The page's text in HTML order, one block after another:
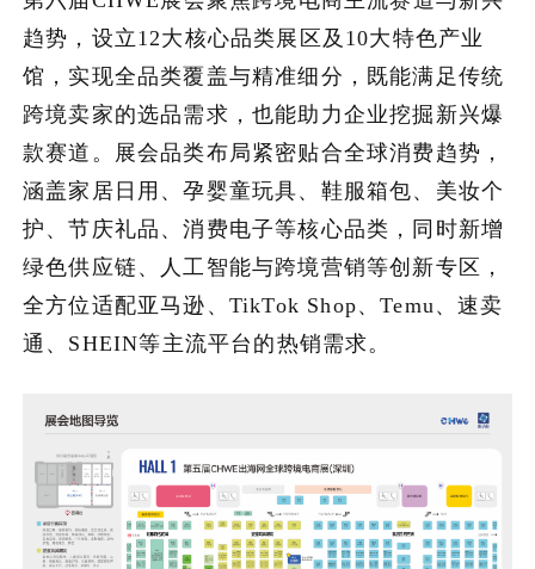
趋势，设立12大核心品类展区及10大特色产业
馆，实现全品类覆盖与精准细分，既能满足传统
跨境卖家的选品需求，也能助力企业挖掘新兴爆
款赛道。展会品类布局紧密贴合全球消费趋势，
涵盖家居日用、孕婴童玩具、鞋服箱包、美妆个
护、节庆礼品、消费电子等核心品类，同时新增
绿色供应链、人工智能与跨境营销等创新专区，
全方位适配亚马逊、TikTok Shop、Temu、速卖
通、SHEIN等主流平台的热销需求。